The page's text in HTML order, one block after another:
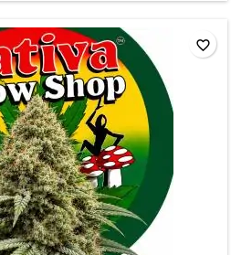
favorite_border